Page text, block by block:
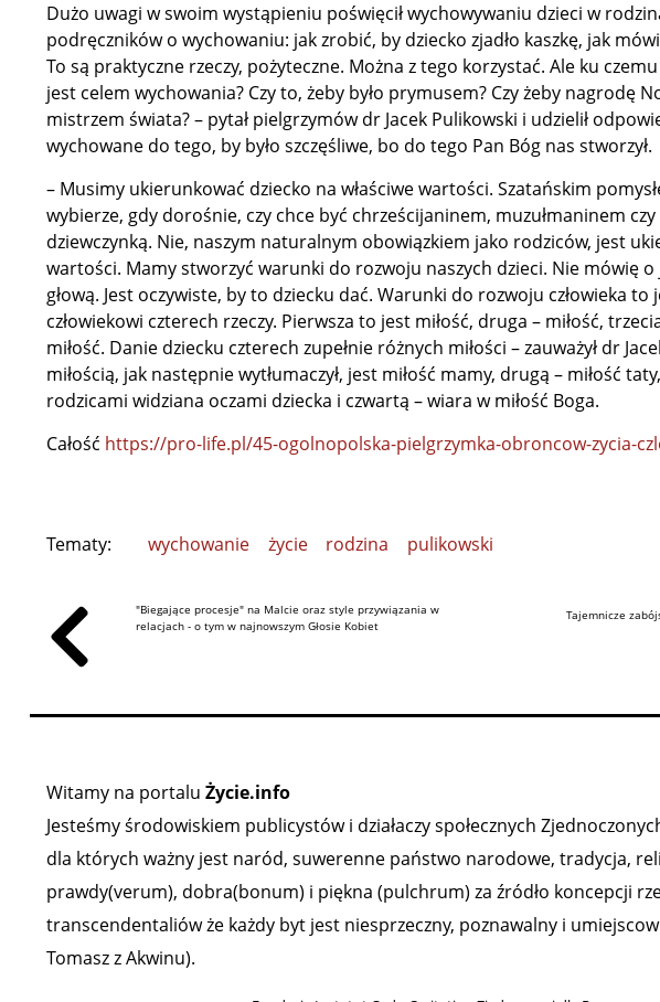
Dużo uwagi w swoim wystąpieniu poświęcił wychowywaniu dzieci w
podręczników o wychowaniu: jak zrobić, by dziecko zjadło kaszkę, jak
To są praktyczne rzeczy, pożyteczne. Można z tego korzystać. Ale ku
jest celem wychowania? Czy to, żeby było prymusem? Czy żeby nagrodę
mistrzem świata? – pytał pielgrzymów dr Jacek Pulikowski i udzielił
wychowane do tego, by było szczęśliwe, bo do tego Pan Bóg nas stworzył.
– Musimy ukierunkować dziecko na właściwe wartości. Szatańskim
wybierze, gdy dorośnie, czy chce być chrześcijaninem, muzułmaninem
dziewczynką. Nie, naszym naturalnym obowiązkiem jako rodziców, jest
wartości. Mamy stworzyć warunki do rozwoju naszych dzieci. Nie mówię
głową. Jest oczywiste, by to dziecku dać. Warunki do rozwoju człowieka
człowiekowi czterech rzeczy. Pierwsza to jest miłość, druga – miłość,
miłość. Danie dziecku czterech zupełnie różnych miłości – zauważył dr
miłością, jak następnie wytłumaczył, jest miłość mamy, drugą – miłość
rodzicami widziana oczami dziecka i czwartą – wiara w miłość Boga.
Całość https://pro-life.pl/45-ogolnopolska-pielgrzymka-obroncow-zycia-
Tematy: wychowanie życie rodzina pulikowski
"Biegające procesje" na Malcie oraz style przywiązania w
relacjach - o tym w najnowszym Głosie Kobiet
Tajemnicze
Witamy na portalu Życie.info
Jesteśmy środowiskiem publicystów i działaczy społecznych
dla których ważny jest naród, suwerenne państwo narodowe, tradycja,
prawdy(verum), dobra(bonum) i piękna (pulchrum) za źródło koncepcji
transcendentaliów że każdy byt jest niesprzeczny, poznawalny i
Tomasz z Akwinu).